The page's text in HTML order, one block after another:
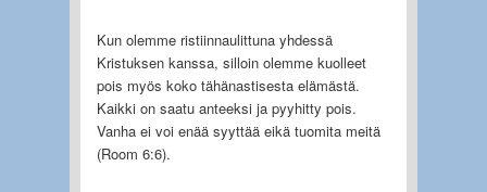
Kun olemme ristiinnaulittuna yhdessä
Kristuksen kanssa, silloin olemme kuolleet
pois myös koko tähänastisesta elämästä.
Kaikki on saatu anteeksi ja pyyhitty pois.
Vanha ei voi enää syyttää eikä tuomita meitä
(Room 6:6).